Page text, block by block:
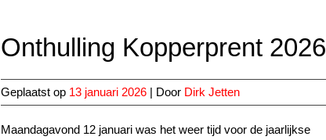
Onthulling Kopperprent 2026
Geplaatst op 13 januari 2026| Door Dirk Jetten
Maandagavond 12 januari was het weer tijd voor de jaarlijkse